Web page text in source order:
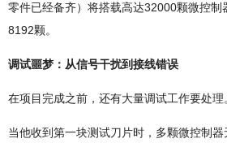
零件已经备齐）将搭载高达32000颗微控制
8192颗。
调试噩梦：从信号干扰到接线错误
在项目完成之前，还有大量调试工作要处理
当他收到第一块测试刀片时，多颗微控制